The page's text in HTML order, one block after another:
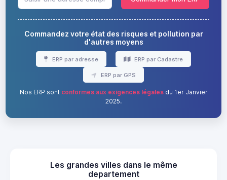
Commandez votre état des risques et pollution par
d'autres moyens
ERP par adresse ERP par Cadastre
ERP par GPS
Nos ERP sont conformes aux exigences légalesdu 1er Janvier
2025.
Les grandes villes dans le même
departement